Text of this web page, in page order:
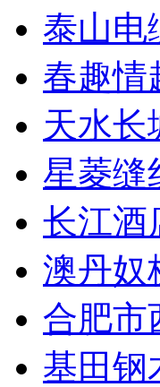
泰山电
春趣情
天水长
星菱缝
长江酒
澳丹奴
合肥市
基田钢